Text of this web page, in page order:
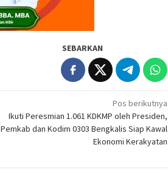
SEBARKAN
Pos berikutnya
Ikuti Peresmian 1.061 KDKMP oleh Presiden,
Pemkab dan Kodim 0303 Bengkalis Siap Kawal
Ekonomi Kerakyatan